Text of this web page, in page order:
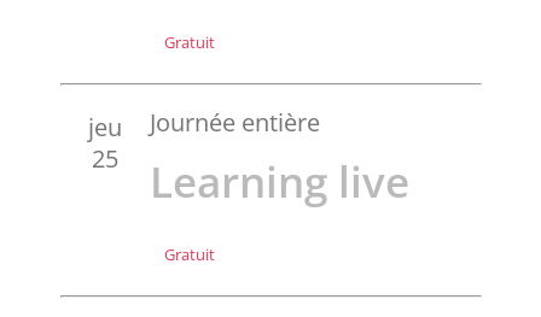
Gratuit
jeu
25
Journée entière
Learning live
Gratuit